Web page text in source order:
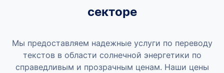
секторе
Мы предоставляем надежные услуги по переводу
текстов в области солнечной энергетики по
справедливым и прозрачным ценам. Наши цены